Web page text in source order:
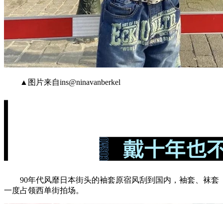
▲图片来自ins@ninavanberkel
90年代风靡日本街头的袖套原宿风刮到国内，袖套、袜套
一度占领西单街拍场。